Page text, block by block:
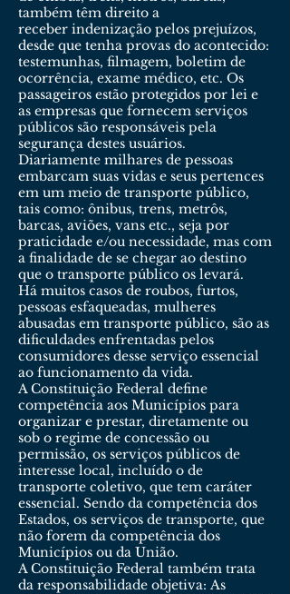
também têm direito a
receber indenização pelos prejuízos,
desde que tenha provas do acontecido:
testemunhas, filmagem, boletim de
ocorrência, exame médico, etc. Os
passageiros estão protegidos por lei e
as empresas que fornecem serviços
públicos são responsáveis pela
segurança destes usuários.
Diariamente milhares de pessoas
embarcam suas vidas e seus pertences
em um meio de transporte público,
tais como: ônibus, trens, metrôs,
barcas, aviões, vans etc., seja por
praticidade e/ou necessidade, mas com
a finalidade de se chegar ao destino
que o transporte público os levará.
Há muitos casos de roubos, furtos,
pessoas esfaqueadas, mulheres
abusadas em transporte público, são as
dificuldades enfrentadas pelos
consumidores desse serviço essencial
ao funcionamento da vida.
A Constituição Federal define
competência aos Municípios para
organizar e prestar, diretamente ou
sob o regime de concessão ou
permissão, os serviços públicos de
interesse local, incluído o de
transporte coletivo, que tem caráter
essencial. Sendo da competência dos
Estados, os serviços de transporte, que
não forem da competência dos
Municípios ou da União.
A Constituição Federal também trata
da responsabilidade objetiva: As